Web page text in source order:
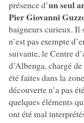
présence d’un seul
Pier Giovanni
baigneurs curieux. Il
n’est pas exempte
suivante, le Centre
d’Albenga, chargé
été faites dans la
découverte n’a pas
quelques éléments
ont été mal